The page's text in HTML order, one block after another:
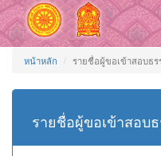
หน้าหลัก รายชื่อผู้ขอเข้าสอบธ
รายชื่อผู้ขอเข้าสอบ